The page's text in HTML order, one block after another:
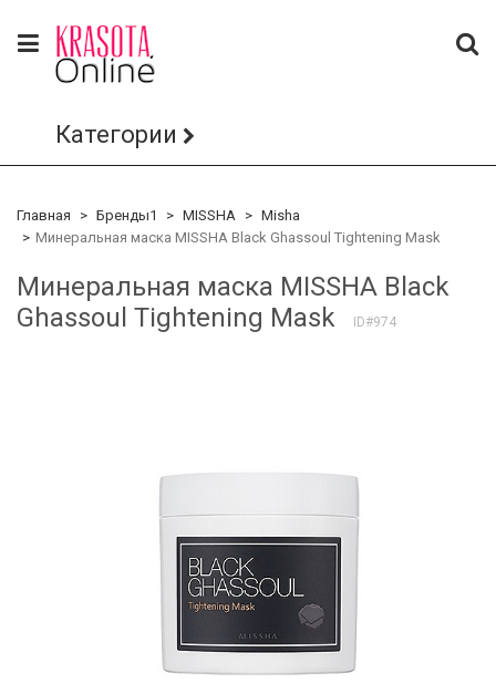
Категории
Главная Бренды1 MISSHA
Misha
Минеральная маска MISSHA Black Ghassoul Tightening Mask
Минеральная маска MISSHA Black
Ghassoul Tightening Mask
ID#974